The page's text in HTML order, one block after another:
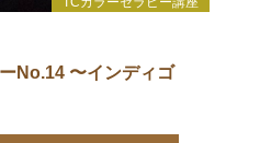
No.14 〜インディゴ